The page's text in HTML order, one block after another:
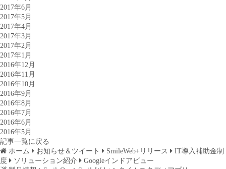
2017年6月
2017年5月
2017年4月
2017年3月
2017年2月
2017年1月
2016年12月
2016年11月
2016年10月
2016年9月
2016年8月
2016年7月
2016年6月
2016年5月
記事一覧に戻る
ホーム
お知らせ＆ツイート SmileWeb+リリース
IT導入補助金制
度
ソリューション紹介
Googleインドアビュー